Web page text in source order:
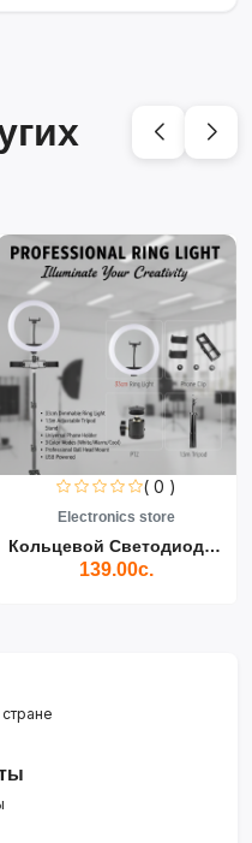
( 0 )
Electronics store
Кольцевой Светодиодный Св...
139.00с.